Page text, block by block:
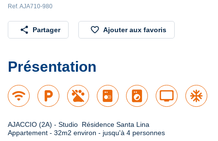
Ref. AJA710-980
share Partager favorite_border Ajouter aux favoris
Présentation
wifi local_parking local_laundry_service tv ac_unit
AJACCIO (2A) - Studio  Résidence Santa Lina
Appartement - 32m2 environ - jusqu'à 4 personnes